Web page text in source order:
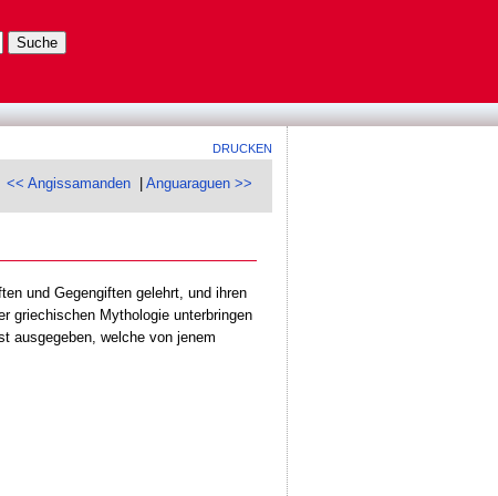
DRUCKEN
<< Angissamanden |Anguaraguen >>
und Gegengiften gelehrt, und ihren
griechischen Mythologie unterbringen
ausgegeben, welche von jenem